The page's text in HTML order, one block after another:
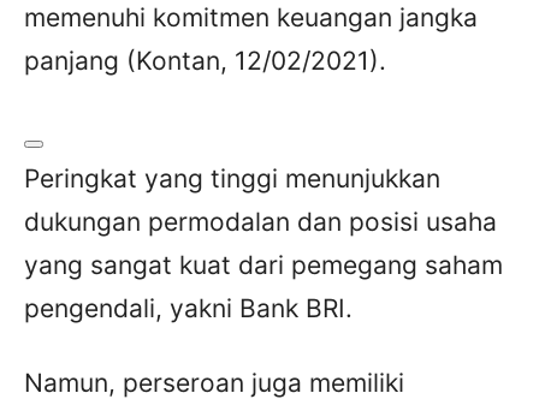
memenuhi komitmen keuangan jangka
panjang (Kontan, 12/02/2021).
Peringkat yang tinggi menunjukkan
dukungan permodalan dan posisi usaha
yang sangat kuat dari pemegang saham
pengendali, yakni Bank BRI.
Namun, perseroan juga memiliki